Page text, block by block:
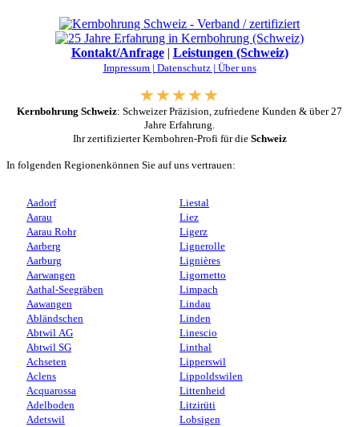
Kontakt/Anfrage| Leistungen (Schweiz)
Impressum | Datenschutz | Über uns
Kernbohrung Schweiz: Schweizer Präzision, zufriedene Kunden & über 27
Jahre Erfahrung.
Ihr zertifizierter Kernbohren-Profi für die Schweiz
In folgenden Regionenkönnen Sie auf uns vertrauen:
Aadorf
Aarau
Aarau Rohr
Aarberg
Aarburg
Aarwangen
Aathal-Seegräben
Aawangen
Abländschen
Abtwil AG
Abtwil SG
Achseten
Aclens
Acquarossa
Adelboden
Adetswil
Liestal
Liez
Ligerz
Lignerolle
Lignières
Ligornetto
Limpach
Lindau
Linden
Linescio
Linthal
Lipperswil
Lippoldswilen
Littenheid
Litzirüti
Lobsigen